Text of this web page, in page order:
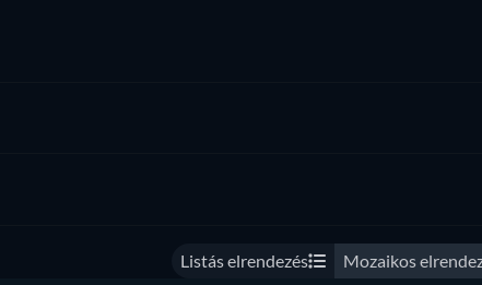
Listás elrendezés Mozaikos